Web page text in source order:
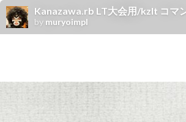
Kanazawa.rb LT大会用/kzlt コマ
by muryoimpl